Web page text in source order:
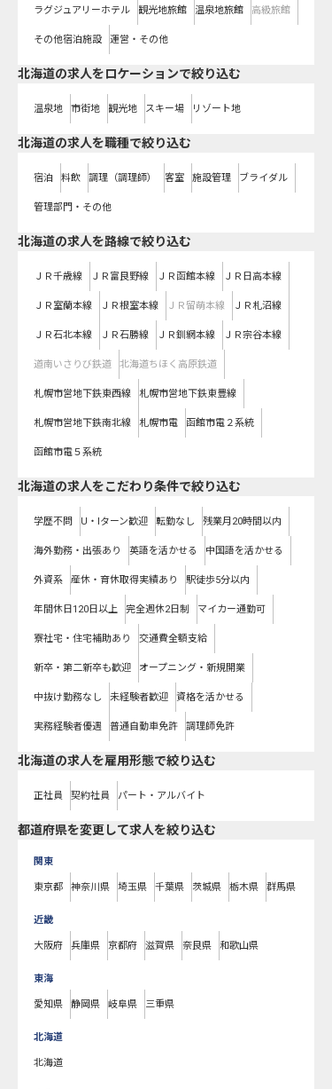
ラグジュアリーホテル 観光地旅館 温泉地旅館 高級旅館
その他宿泊施設 運営・その他
北海道の求人をロケーションで絞り込む
温泉地 市街地 観光地 スキー場 リゾート地
北海道の求人を職種で絞り込む
宿泊 料飲 調理（調理師） 客室 施設管理 ブライダル
管理部門・その他
北海道の求人を路線で絞り込む
ＪＲ千歳線 ＪＲ富良野線 ＪＲ函館本線 ＪＲ日高本線
ＪＲ室蘭本線 ＪＲ根室本線 ＪＲ留萌本線 ＪＲ札沼線
ＪＲ石北本線 ＪＲ石勝線 ＪＲ釧網本線 ＪＲ宗谷本線
道南いさりび鉄道 北海道ちほく高原鉄道
札幌市営地下鉄東西線 札幌市営地下鉄東豊線
札幌市営地下鉄南北線 札幌市電 函館市電２系統
函館市電５系統
北海道の求人をこだわり条件で絞り込む
学歴不問 U・Iターン歓迎 転勤なし 残業月20時間以内
海外勤務・出張あり 英語を活かせる 中国語を活かせる
外資系 産休・育休取得実績あり 駅徒歩5分以内
年間休日120日以上 完全週休2日制 マイカー通勤可
寮社宅・住宅補助あり 交通費全額支給
新卒・第二新卒も歓迎 オープニング・新規開業
中抜け勤務なし 未経験者歓迎 資格を活かせる
実務経験者優遇 普通自動車免許 調理師免許
北海道の求人を雇用形態で絞り込む
正社員 契約社員 パート・アルバイト
都道府県を変更して求人を絞り込む
関東
東京都 神奈川県 埼玉県 千葉県 茨城県 栃木県 群馬県
近畿
大阪府 兵庫県 京都府 滋賀県 奈良県 和歌山県
東海
愛知県 静岡県 岐阜県 三重県
北海道
北海道